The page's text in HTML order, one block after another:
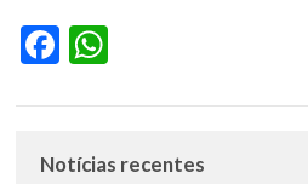
Facebook
Notícias recentes